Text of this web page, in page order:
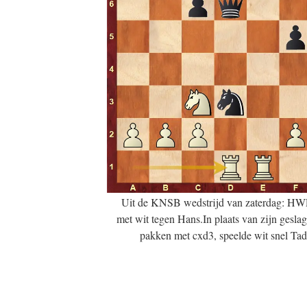
Uit de KNSB wedstrijd van zaterdag:
met wit tegen Hans.In plaats van zijn
pakken met cxd3, speelde wit snel